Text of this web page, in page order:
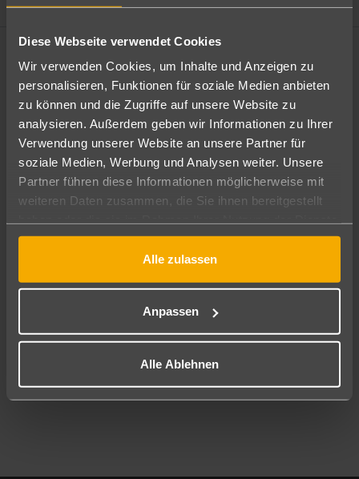
Diese Webseite verwendet Cookies
Wir verwenden Cookies, um Inhalte und Anzeigen zu
personalisieren, Funktionen für soziale Medien anbieten
zu können und die Zugriffe auf unsere Website zu
analysieren. Außerdem geben wir Informationen zu Ihrer
Verwendung unserer Website an unsere Partner für
soziale Medien, Werbung und Analysen weiter. Unsere
Partner führen diese Informationen möglicherweise mit
weiteren Daten zusammen, die Sie ihnen bereitgestellt
gesammelt haben.
Alle zulassen
Anpassen
Alle Ablehnen
Lage und Umgebung
Angebote filtern
Ändere die Kriterien nach deinen Wünschen
Pauschal Nur Hotel
Abflughafen
Reisezeitraum
09.08.26–07.08.27 7-21 Nächte
2 Erwachsene Keine Kinder